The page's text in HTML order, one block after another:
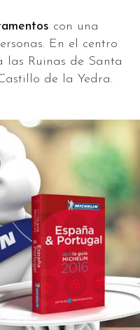
con una
En el centro
las Ruinas de Santa
de la Yedra.